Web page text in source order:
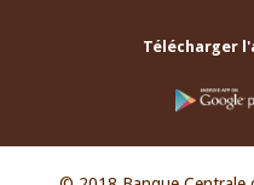
Télécharger